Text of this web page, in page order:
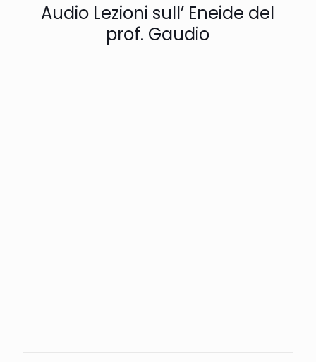
Audio Lezioni sull’ Eneide del
prof. Gaudio